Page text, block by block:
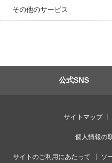
その他のサービス
公式SNS
サイトマップ
個人情報の
サイトのご利用にあたって ソ